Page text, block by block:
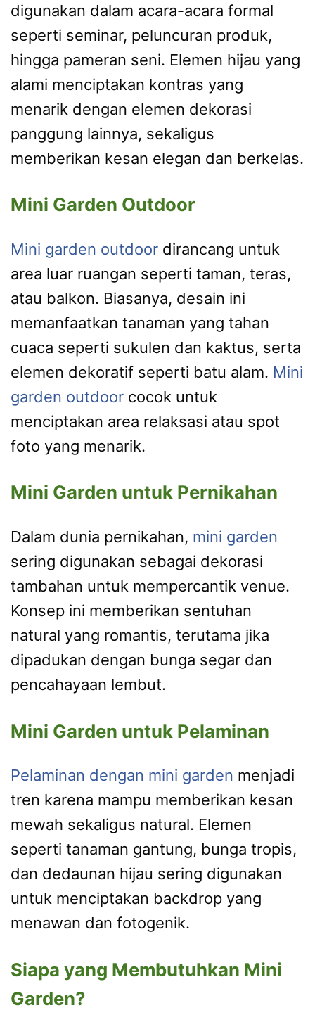
digunakan dalam acara-acara formal
seperti seminar, peluncuran produk,
hingga pameran seni. Elemen hijau yang
alami menciptakan kontras yang
menarik dengan elemen dekorasi
panggung lainnya, sekaligus
memberikan kesan elegan dan berkelas.
Mini Garden Outdoor
Mini garden outdoor dirancang untuk
area luar ruangan seperti taman, teras,
atau balkon. Biasanya, desain ini
memanfaatkan tanaman yang tahan
cuaca seperti sukulen dan kaktus, serta
elemen dekoratif seperti batu alam. Mini
garden outdoor cocok untuk
menciptakan area relaksasi atau spot
foto yang menarik.
Mini Garden untuk Pernikahan
Dalam dunia pernikahan, mini garden
sering digunakan sebagai dekorasi
tambahan untuk mempercantik venue.
Konsep ini memberikan sentuhan
natural yang romantis, terutama jika
dipadukan dengan bunga segar dan
pencahayaan lembut.
Mini Garden untuk Pelaminan
Pelaminan dengan mini garden menjadi
tren karena mampu memberikan kesan
mewah sekaligus natural. Elemen
seperti tanaman gantung, bunga tropis,
dan dedaunan hijau sering digunakan
untuk menciptakan backdrop yang
menawan dan fotogenik.
Siapa yang Membutuhkan Mini
Garden?